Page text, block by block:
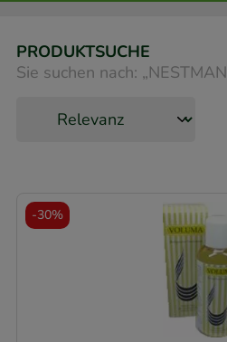
PRODUKTSUCHE
Sie suchen nach: „
-30%